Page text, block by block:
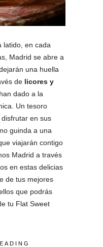
latido, en cada
Madrid se abre a
una huella
de licores y
dado a la
Un tesoro
en sus
guinda a una
viajarán contigo
Madrid a través
en estas delicias
de tus mejores
que podrás
tu Flat Sweet